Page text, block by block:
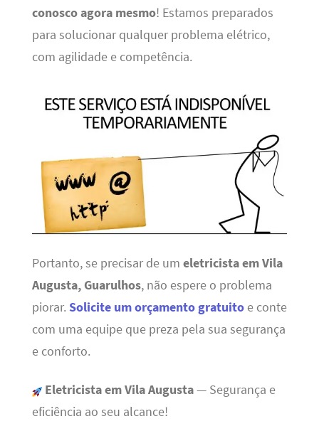
conosco agora mesmo! Estamos preparados
para solucionar qualquer problema elétrico,
com agilidade e competência.
Portanto, se precisar de um eletricista em Vila
Augusta, Guarulhos, não espere o problema
piorar. Solicite um orçamento gratuitoe conte
com uma equipe que preza pela sua segurança
e conforto.
Eletricista em Vila Augusta— Segurança e
eficiência ao seu alcance!